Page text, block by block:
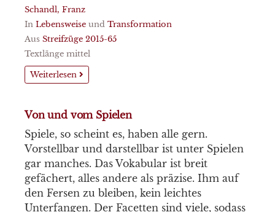
Schandl, Franz
In Lebensweise und Transformation
Aus Streifzüge 2015-65
Textlänge mittel
Weiterlesen
Von und vom Spielen
Spiele, so scheint es, haben alle gern.
Vorstellbar und darstellbar ist unter Spielen
gar manches. Das Vokabular ist breit
gefächert, alles andere als präzise. Ihm auf
den Fersen zu bleiben, kein leichtes
Unterfangen. Der Facetten sind viele, sodass